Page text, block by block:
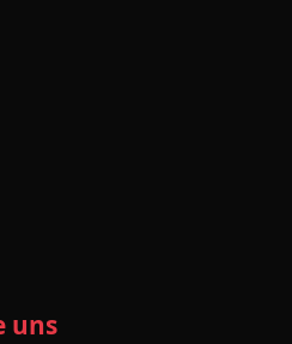
uns